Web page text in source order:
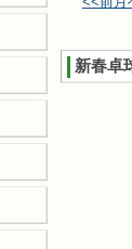
新春卓